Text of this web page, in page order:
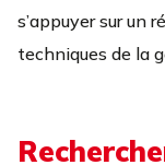
s’appuyer sur un
techniques de la